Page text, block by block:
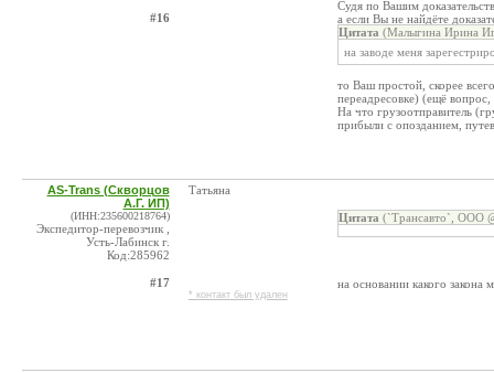
#16
Судя по Вашим
а если Вы не найдёте
Цитата (Малыгина Ирина
на заводе меня
то Ваш простой, скорее
переадресовке) (ещё
На что грузоотправитель
прибыли с опозданием,
AS-Trans (Скворцов
А.Г. ИП)
(ИНН:235600218764)
Экспедитор-перевозчик ,
Усть-Лабинск г.
Код:285962
#17
Татьяна
* контакт был удален
Цитата (`Трансавто`, ООО
на основании какого закона